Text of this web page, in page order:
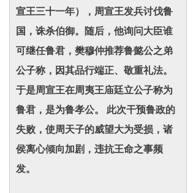
宣王三十一年），周宣王发兵讨伐鲁
国，诛杀伯御。随后，他询问大臣谁
可继任鲁君，樊穆仲推荐鲁懿公之弟
公子称，因其品行端正、敬重礼法。
于是周宣王在周夷王庙廷立公子称为
鲁君，是为鲁孝公。 此次干预鲁政的
失败，使周天子的威望大为受损，诸
侯离心倾向加剧，违抗王命之事频
发。